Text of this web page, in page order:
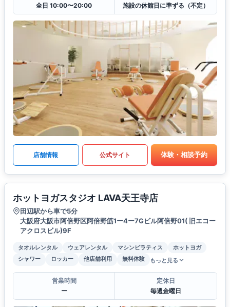
全日 10:00〜20:00
施設の休館日に準ずる（不定）
店舗情報 公式サイト 体験・相談予約
ホットヨガスタジオ LAVA天王寺店
田辺駅から車で5分
大阪府大阪市阿倍野区阿倍野筋1ー4ー7Gビル阿倍野01( 旧エコー
アクロスビル)9F
タオルレンタル ウェアレンタル マシンピラティス
ホットヨガ
シャワー
ロッカー 他店舗利用 無料体験 もっと見る
営業時間
ー
定休日
毎週金曜日